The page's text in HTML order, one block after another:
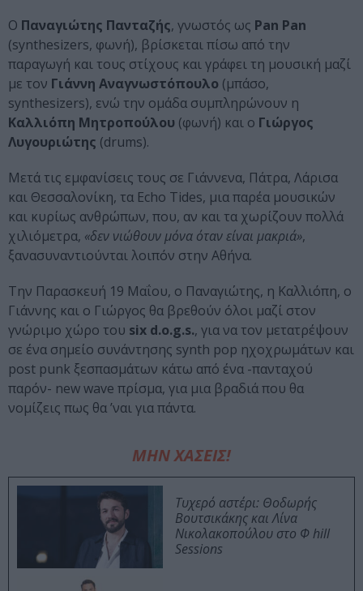
Ο Παναγιώτης Πανταζής, γνωστός ως Pan Pan
(synthesizers, φωνή), βρίσκεται πίσω από την
παραγωγή και τους στίχους και γράφει τη μουσική μαζί
με τον Γιάννη Αναγνωστόπουλο (μπάσο,
synthesizers), ενώ την ομάδα συμπληρώνουν η
Καλλιόπη Μητροπούλου (φωνή) και ο Γιώργος
Λυγουριώτης (drums).
Μετά τις εμφανίσεις τους σε Γιάννενα, Πάτρα, Λάρισα
και Θεσσαλονίκη, τα Echo Tides, μια παρέα μουσικών
και κυρίως ανθρώπων, που, αν και τα χωρίζουν πολλά
χιλιόμετρα, «δεν νιώθουν μόνα όταν είναι μακριά»,
ξανασυναντιούνται λοιπόν στην Αθήνα.
Την Παρασκευή 19 Μαΐου, ο Παναγιώτης, η Καλλιόπη, ο
Γιάννης και ο Γιώργος θα βρεθούν όλοι μαζί στον
γνώριμο χώρο του six d.o.g.s., για να τον μετατρέψουν
σε ένα σημείο συνάντησης synth pop ηχοχρωμάτων και
post punk ξεσπασμάτων κάτω από ένα -πανταχού
παρόν- new wave πρίσμα, για μια βραδιά που θα
νομίζεις πως θα ’ναι για πάντα.
ΜΗΝ ΧΑΣΕΙΣ!
Τυχερό αστέρι: Θοδωρής
Βουτσικάκης και Λίνα
Νικολακοπούλου στο Φ hill
Sessions